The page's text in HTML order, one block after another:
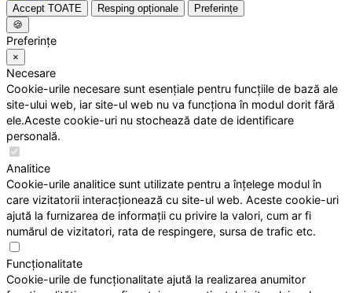
Accept TOATE Resping opționale
Preferințe
🍪
Preferințe
×
Necesare
Cookie-urile necesare sunt esențiale pentru funcțiile de bază ale
site-ului web, iar site-ul web nu va funcționa în modul dorit fără
ele.Aceste cookie-uri nu stochează date de identificare
personală.
Analitice
Cookie-urile analitice sunt utilizate pentru a înțelege modul în
care vizitatorii interacționează cu site-ul web. Aceste cookie-uri
ajută la furnizarea de informații cu privire la valori, cum ar fi
numărul de vizitatori, rata de respingere, sursa de trafic etc.
Funcționalitate
Cookie-urile de funcționalitate ajută la realizarea anumitor